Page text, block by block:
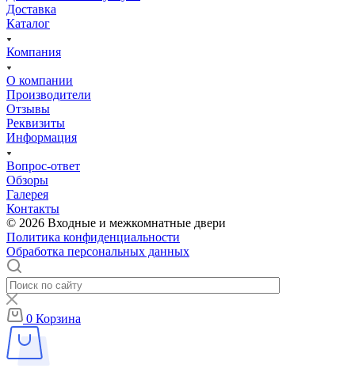
Доставка
Каталог
Компания
О компании
Производители
Отзывы
Реквизиты
Информация
Вопрос-ответ
Обзоры
Галерея
Контакты
© 2026 Входные и межкомнатные двери
Политика конфиденциальности
Обработка персональных данных
0 Корзина